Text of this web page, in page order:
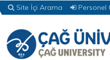
Site İçi Arama Personel